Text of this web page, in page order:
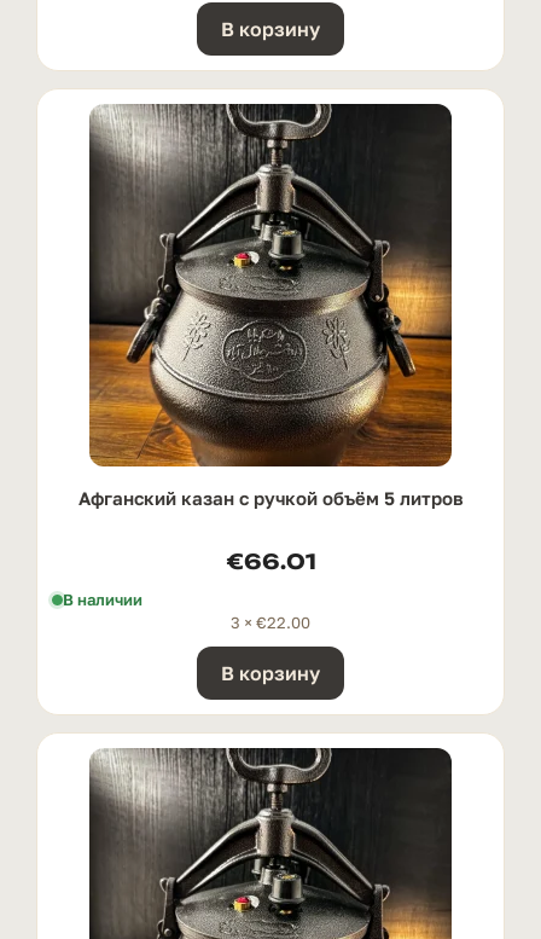
В корзину
Афганский казан с ручкой oбъём 5 литров
€66.01
В наличии
3 × €22.00
В корзину